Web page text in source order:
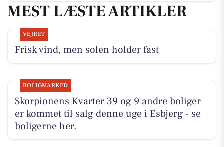
MEST LÆSTE ARTIKLER
VEJRET
Frisk vind, men solen holder fast
BOLIGMARKED
Skorpionens Kvarter 39 og 9 andre boliger
er kommet til salg denne uge i Esbjerg - se
boligerne her.